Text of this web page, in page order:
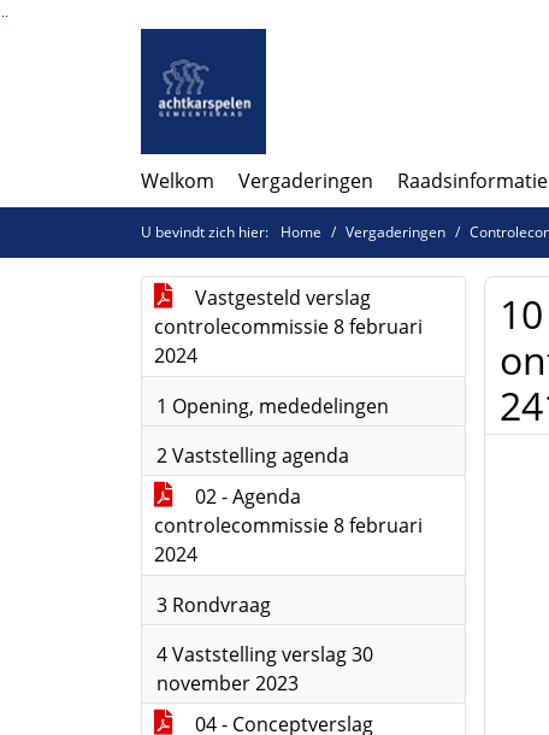
Ga naar de inhoud van deze pagina
Ga naar het zoeken
Ga naar het menu
Welkom Vergaderingen Raadsinformatie
U bevindt zich hier: Home Vergaderingen
Vastgesteld verslag
controlecommissie 8 februari
2024
1 Opening, mededelingen
2 Vaststelling agenda
02 - Agenda
controlecommissie 8 februari
2024
3 Rondvraag
4 Vaststelling verslag 30
november 2023
04 - Conceptverslag